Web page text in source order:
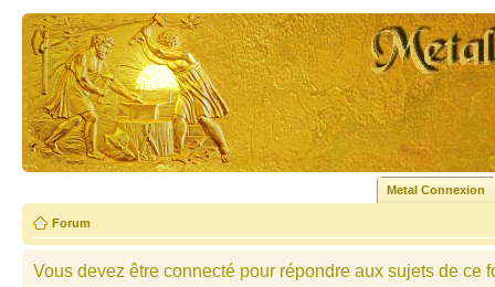
Metal Connexion
Forum
Vous devez être connecté pour répondre aux sujets de ce